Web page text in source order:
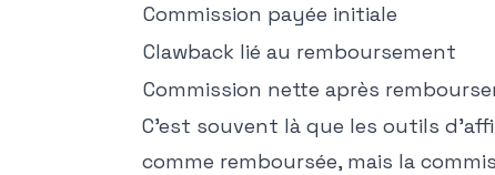
Commission payée initiale
Clawback lié au remboursement
Commission nette après
C'est souvent là que les outils
comme remboursée, mais la